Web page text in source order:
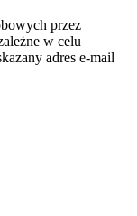
przez
w celu
adres e-⁠mail